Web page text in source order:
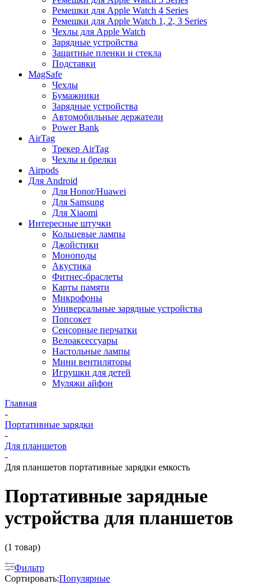
Ремешки для Apple Watch 4 Series
Ремешки для Apple Watch 1, 2, 3 Series
Чехлы для Apple Watch
Зарядные устройства
Защитные пленки и стекла
Подставки
MagSafe
Чехлы
Бумажники
Зарядные устройства
Автомобильные держатели
Power Bank
AirTag
Трекер AirTag
Чехлы и брелки
Airpods
Для Android
Для Honor/Huawei
Для Samsung
Для Xiaomi
Интересные штучки
Кольцевые лампы
Джойстики
Моноподы
Акустика
Фитнес-браслеты
Карты памяти
Микрофоны
Универсальные зарядные устройства
Попсокет
Сенсорные перчатки
Велоаксессуары
Настольные лампы
Мини вентиляторы
Игрушки для детей
Муляжи айфон
Главная
-
Портативные зарядки
-
Для планшетов
-
Для планшетов портативные зарядки емкость
Портативные зарядные
устройства для планшетов
(1 товар)
Фильтр
Сортировать:Популярные